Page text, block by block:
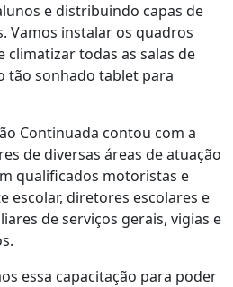
e distribuindo capas de
Vamos instalar os quadros
climatizar todas as salas de
tão sonhado tablet para
Continuada contou com a
de diversas áreas de atuação
qualificados motoristas e
escolar, diretores escolares e
de serviços gerais, vigias e
essa capacitação para poder